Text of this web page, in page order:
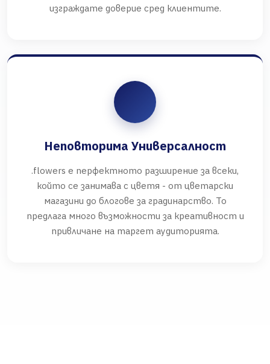
изграждате доверие сред клиентите.
Неповторима Универсалност
.flowers е перфектното разширение за всеки,
който се занимава с цветя - от цветарски
магазини до блогове за градинарство. То
предлага много възможности за креативност и
привличане на таргет аудиторията.